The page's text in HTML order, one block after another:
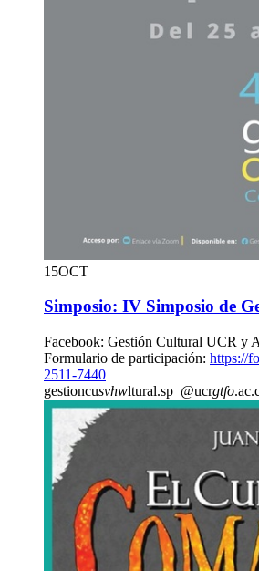
15OCT
Simposio: IV Simposio de
Facebook: Gestión Cultural UCR y
Formulario de participación: https://
2511-7440
gestioncusvhwltural.sp @ucrgtfo